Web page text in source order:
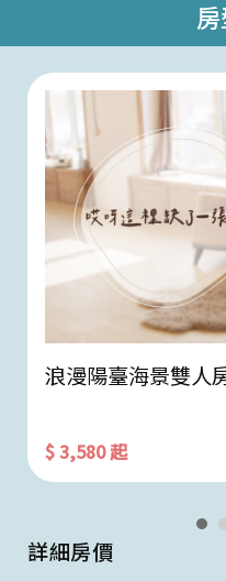
浪漫陽臺海景雙人
$ 3,580 起
詳細房價